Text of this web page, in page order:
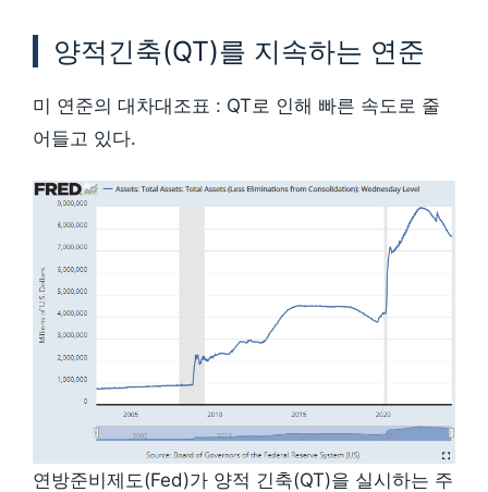
양적긴축(QT)를 지속하는 연준
미 연준의 대차대조표 : QT로 인해 빠른 속도로 줄
어들고 있다.
연방준비제도(Fed)가 양적 긴축(QT)을 실시하는 주